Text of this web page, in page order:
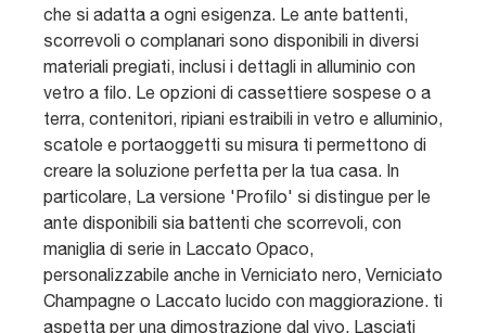
che si adatta a ogni esigenza. Le ante battenti,
scorrevoli o complanari sono disponibili in diversi
materiali pregiati, inclusi i dettagli in alluminio con
vetro a filo. Le opzioni di cassettiere sospese o a
terra, contenitori, ripiani estraibili in vetro e alluminio,
scatole e portaoggetti su misura ti permettono di
creare la soluzione perfetta per la tua casa. In
particolare, La versione 'Profilo' si distingue per le
ante disponibili sia battenti che scorrevoli, con
maniglia di serie in Laccato Opaco,
personalizzabile anche in Verniciato nero, Verniciato
Champagne o Laccato lucido con maggiorazione. ti
aspetta per una dimostrazione dal vivo. Lasciati